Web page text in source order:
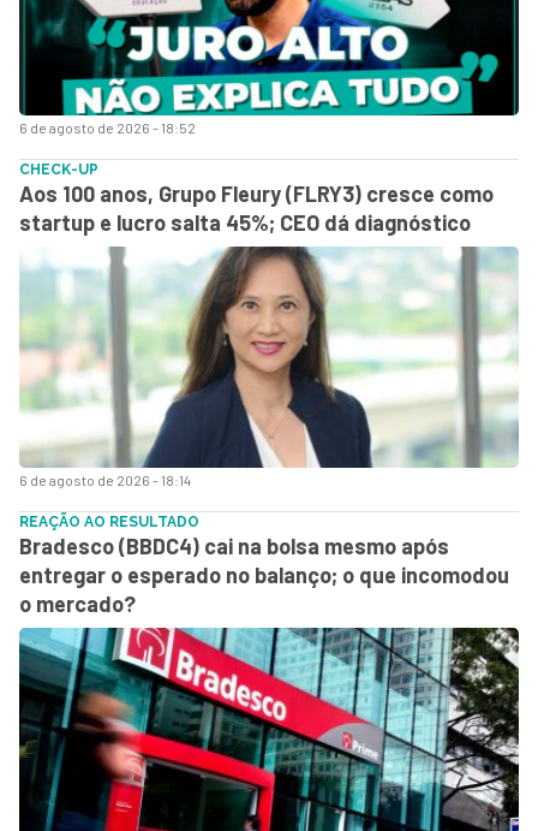
6 de agosto de 2026 - 18:52
6 de agosto de 2026 - 18:14
CHECK-UP
Aos 100 anos, Grupo Fleury (FLRY3) cresce como
startup e lucro salta 45%; CEO dá diagnóstico
REAÇÃO AO RESULTADO
Bradesco (BBDC4) cai na bolsa mesmo após
entregar o esperado no balanço; o que incomodou
o mercado?